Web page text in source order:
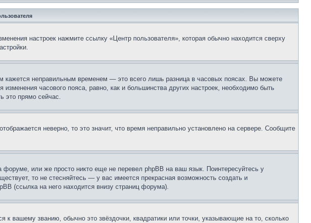
настроек нажмите ссылку «Центр пользователя», которая обычно находится сверху
неправильным временем — это всего лишь разница в часовых поясах. Вы можете
часового пояса, равно, как и большинства других настроек, необходимо быть
это прямо сейчас.
неверно, то это значит, что время неправильно установлено на сервере. Сообщите
или же просто никто еще не перевел phpBB на ваш язык. Поинтересуйтесь у
то не стесняйтесь — у вас имеется прекрасная возможность создать и
(ссылка на него находится внизу страниц форума).
вашему званию, обычно это звёздочки, квадратики или точки, указывающие на то, сколько